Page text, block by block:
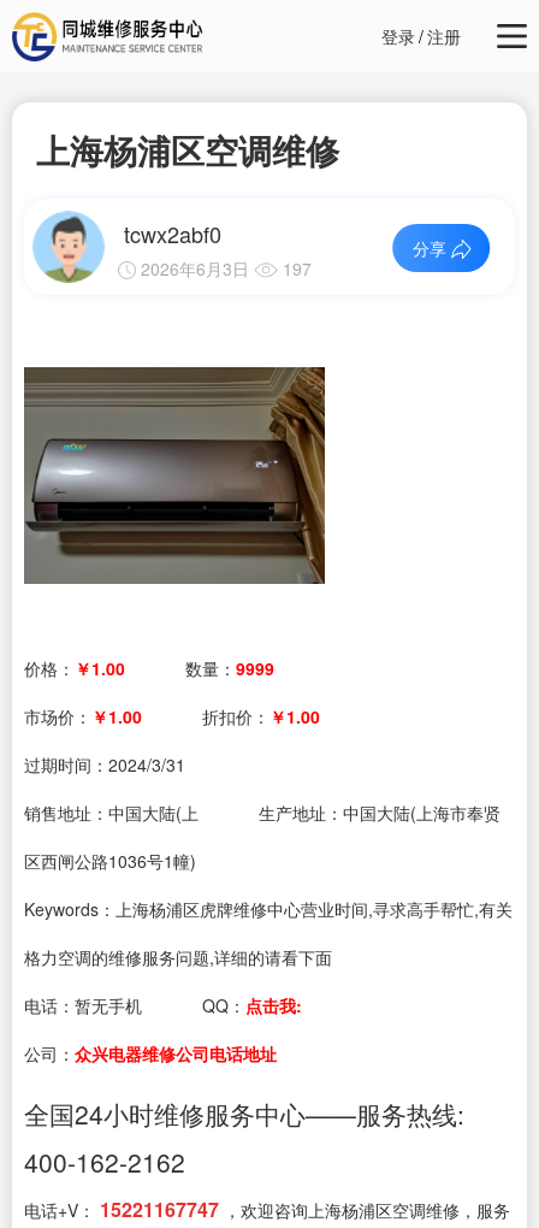
登录/注册
上海杨浦区空调维修
tcwx2abf0
2026年6月3日 197
分享
价格： ￥1.00 数量： 9999
市场价： ￥1.00 折扣价： ￥1.00
过期时间： 2024/3/31
销售地址：中国大陆(上
生产地址：中国大陆(上海市奉贤
区西闸公路1036号1幢)
Keywords：上海杨浦区虎牌维修中心营业时间,寻求高手帮忙,有关
格力空调的维修服务问题,详细的请看下面
电话： 暂无手机 QQ： 点击我:
公司： 众兴电器维修公司电话地址
全国24小时维修服务中心——服务热线:
400-162-2162
电话+V： 15221167747 ，欢迎咨询上海杨浦区空调维修，服务